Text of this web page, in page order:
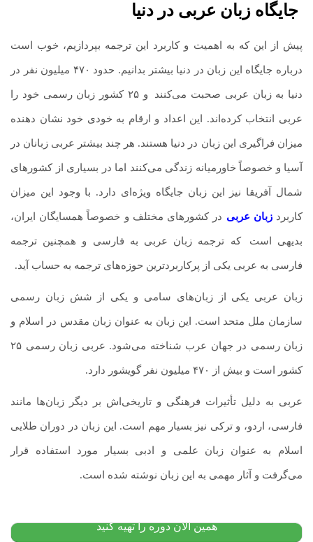
جایگاه زبان عربی در دنیا
پیش از این که به اهمیت و کاربرد این ترجمه بپردازیم، خوب است
درباره جایگاه این زبان در دنیا بیشتر بدانیم. حدود ۴۷۰ میلیون نفر در
دنیا به زبان عربی صحبت می‌کنند و ۲۵ کشور زبان رسمی خود را
عربی انتخاب کرده‌اند. این اعداد و ارقام به خودی خود نشان دهنده
میزان فراگیری این زبان در دنیا هستند. هر چند بیشتر عربی زبانان در
آسیا و خصوصاً خاورمیانه زندگی می‌کنند اما در بسیاری از کشورهای
شمال آفریقا نیز این زبان جایگاه ویژه‌ای دارد. با وجود این میزان
کاربرد زبان عربی در کشورهای مختلف و خصوصاً همسایگان ایران،
بدیهی است که ترجمه زبان عربی به فارسی و همچنین ترجمه
فارسی به عربی یکی از پرکاربردترین حوزه‌های ترجمه به حساب آید.
زبان عربی یکی از زبان‌های سامی و یکی از شش زبان رسمی
سازمان ملل متحد است. این زبان به عنوان زبان مقدس در اسلام و
زبان رسمی در جهان عرب شناخته می‌شود. عربی زبان رسمی ۲۵
کشور است و بیش از ۴۷۰ میلیون نفر گویشور دارد.
عربی به دلیل تأثیرات فرهنگی و تاریخی‌اش بر دیگر زبان‌ها مانند
فارسی، اردو، و ترکی نیز بسیار مهم است. این زبان در دوران طلایی
اسلام به عنوان زبان علمی و ادبی بسیار مورد استفاده قرار
می‌گرفت و آثار مهمی به این زبان نوشته شده است.
همین الان دوره را تهیه کنید